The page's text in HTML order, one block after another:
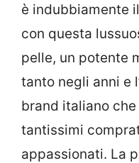
è indubbiamente
con questa
pelle, un potente
tanto negli anni e
brand italiano che
tantissimi
appassionati. La